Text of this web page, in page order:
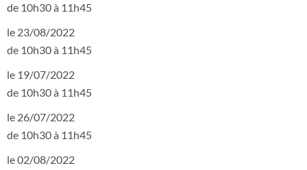
de 10h30 à 11h45
le 23/08/2022
de 10h30 à 11h45
le 19/07/2022
de 10h30 à 11h45
le 26/07/2022
de 10h30 à 11h45
le 02/08/2022